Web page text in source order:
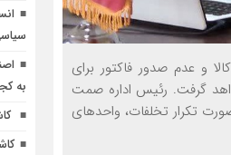
و عدم صدور فاکتور برای
گرفت. رئیس اداره صمت
تکرار تخلفات، واحدهای
به